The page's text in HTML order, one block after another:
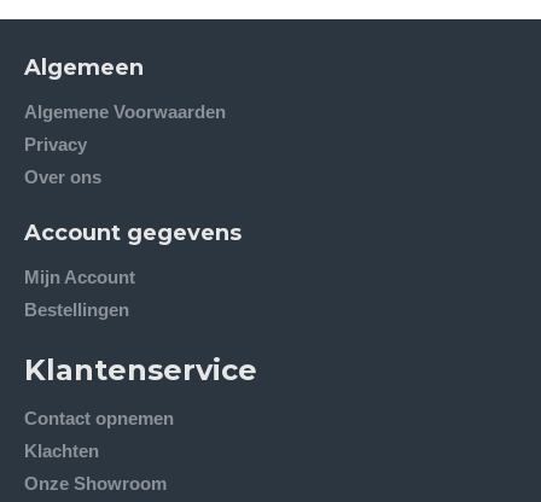
Algemeen
Algemene Voorwaarden
Privacy
Over ons
Account gegevens
Mijn Account
Bestellingen
Klantenservice
Contact opnemen
Klachten
Onze Showroom